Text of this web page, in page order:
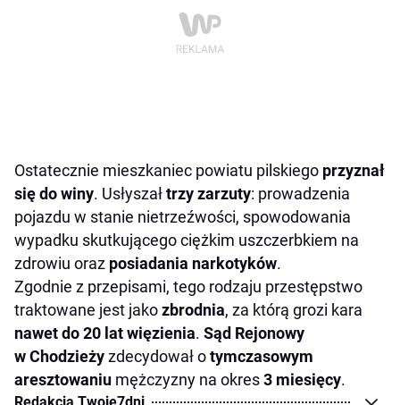
Ostatecznie mieszkaniec powiatu pilskiego przyznał
się do winy. Usłyszałtrzy zarzuty: prowadzenia
pojazdu w stanie nietrzeźwości, spowodowania
wypadku skutkującego ciężkim uszczerbkiem na
zdrowiu oraz posiadania narkotyków.
Zgodnie z przepisami, tego rodzaju przestępstwo
traktowane jest jakozbrodnia, za którą grozi kara
nawet do 20 lat więzienia. Sąd Rejonowy
w Chodzieżyzdecydował otymczasowym
aresztowaniu mężczyzny na okres3 miesięcy.